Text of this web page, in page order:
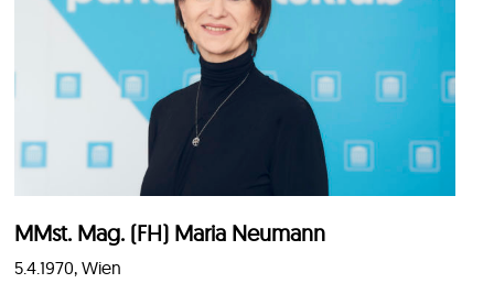
MMst. Mag. (FH) Maria Neumann
5.4.1970, Wien